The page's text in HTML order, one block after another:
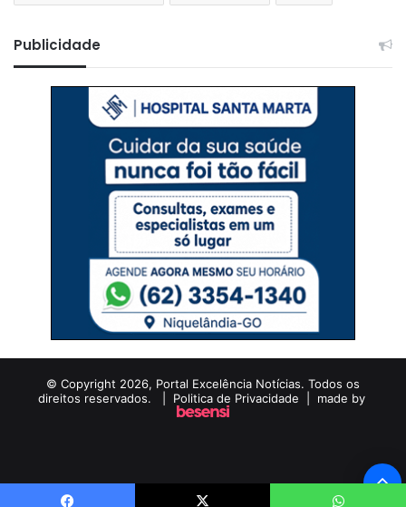
Publicidade
© Copyright 2026, Portal Excelência Notícias. Todos os
direitos reservados. | Politica de Privacidade | made by